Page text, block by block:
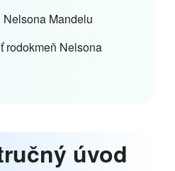
Mandelu
rodokmeň Nelsona
úvod